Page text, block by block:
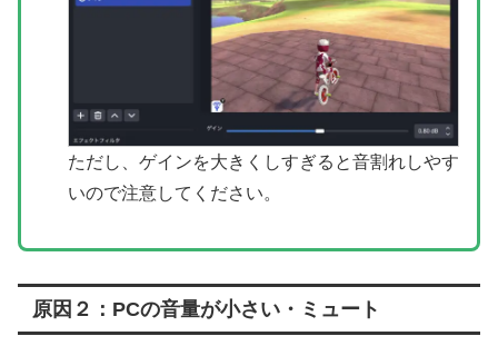
ただし、ゲインを大きくしすぎると音割れしやす
いので注意してください。
原因２：PCの音量が小さい・ミュート